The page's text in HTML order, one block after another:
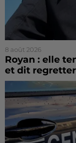
8 août 2026
Royan : elle
et dit